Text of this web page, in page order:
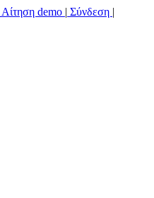
Αίτηση demo | Σύνδεση |